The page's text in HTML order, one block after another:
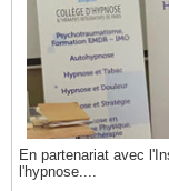
En partenariat avec
l'hypnose....